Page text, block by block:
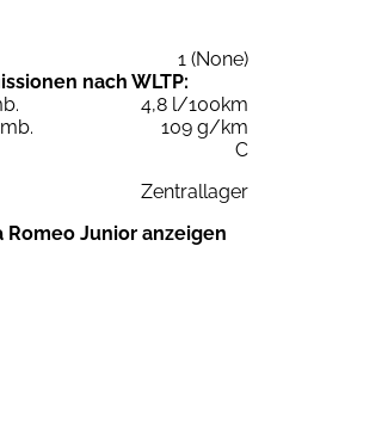
1 (None)
nach WLTP:
4,8 l/100km
109 g/km
C
Zentrallager
Romeo Junior anzeigen